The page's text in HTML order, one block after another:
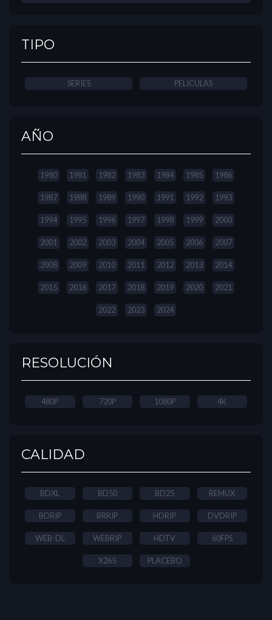
TIPO
SERIES PELICULAS
AÑO
1980 1981 1982 1983 1984 1985 1986
1987 1988 1989 1990 1991 1992 1993
1994 1995 1996 1997 1998 1999 2000
2001 2002 2003 2004 2005 2006 2007
2008 2009 2010 2011 2012 2013 2014
2015 2016 2017 2018 2019 2020 2021
2022 2023 2024
RESOLUCIÓN
480P 720P 1080P 4K
CALIDAD
BDXL BD50 BD25 REMUX
BDRIP BRRIP HDRIP DVDRIP
WEB-DL WEBRIP HDTV 60FPS
X265 PLACEBO